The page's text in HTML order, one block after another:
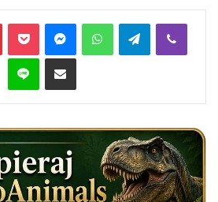
PinterestPocket MessengerWhatsAppTelegramViber
Line Share via Email